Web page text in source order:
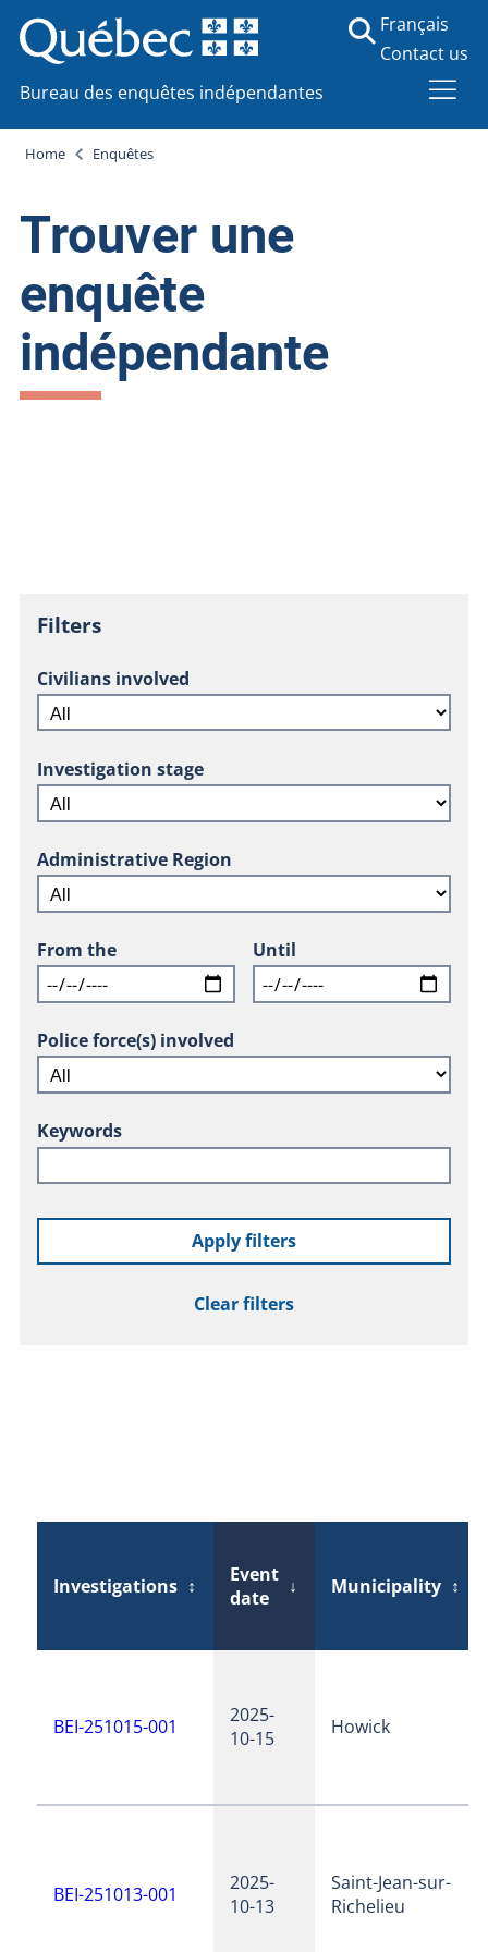
Bureau des enquêtes indépendantes
Français
Contact us
Home Enquêtes
Trouver une
enquête
indépendante
Filters
Civilians involved
Investigation stage
Administrative Region
From the Until
Police force(s) involved
Keywords
Apply filters
Clear filters
Investigations ↕
Event
date
↓ Municipality ↕
BEI-251015-001
2025-
10-15
Howick
BEI-251013-001
2025-
10-13
Saint-Jean-sur-
Richelieu